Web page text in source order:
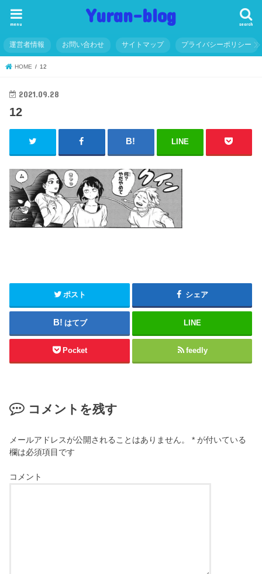
Yuran-blog search
menu
運営者情報 お問い合わせ サイトマップ プライバシーポリシー
HOME 12
2021.09.28
12
LINE
ポスト シェア
はてブ LINE
Pocket feedly
コメントを残す
メールアドレスが公開されることはありません。 * が付いている
欄は必須項目です
コメント